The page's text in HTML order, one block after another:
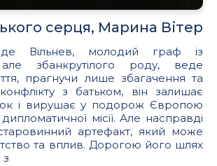
серця, Марина Вітер
Вільнев, молодий граф із
збанкрутілого роду, веде
прагнучи лише збагачення та
з батьком, він залишає
і вирушає у подорож Європою
місії. Але насправді
артефакт, який може
та вплив. Дорогою його шлях
з